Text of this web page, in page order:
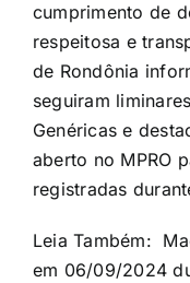
cumprimento de
respeitosa e
de Rondônia
seguiram
Genéricas e
aberto no MPRO
registradas
Leia Também:
em 06/09/2024